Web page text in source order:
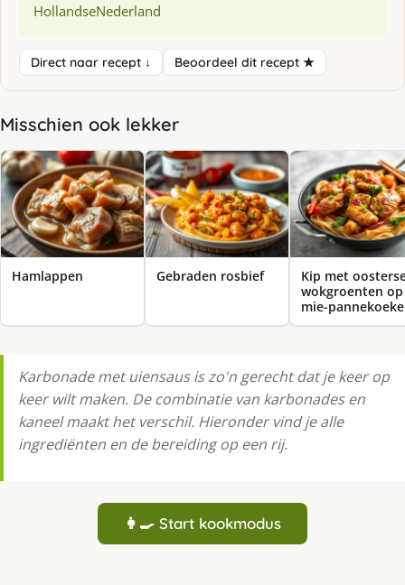
HollandseNederland
Direct naar recept ↓ Beoordeel dit recept ★
Misschien ook lekker
Hamlappen Gebraden rosbief
Kip met
wokgroenten op
mie-
Karbonade met uiensaus is zo'n gerecht dat je keer op
keer wilt maken. De combinatie van karbonades en
kaneel maakt het verschil. Hieronder vind je alle
ingrediënten en de bereiding op een rij.
👩‍🍳 Start kookmodus